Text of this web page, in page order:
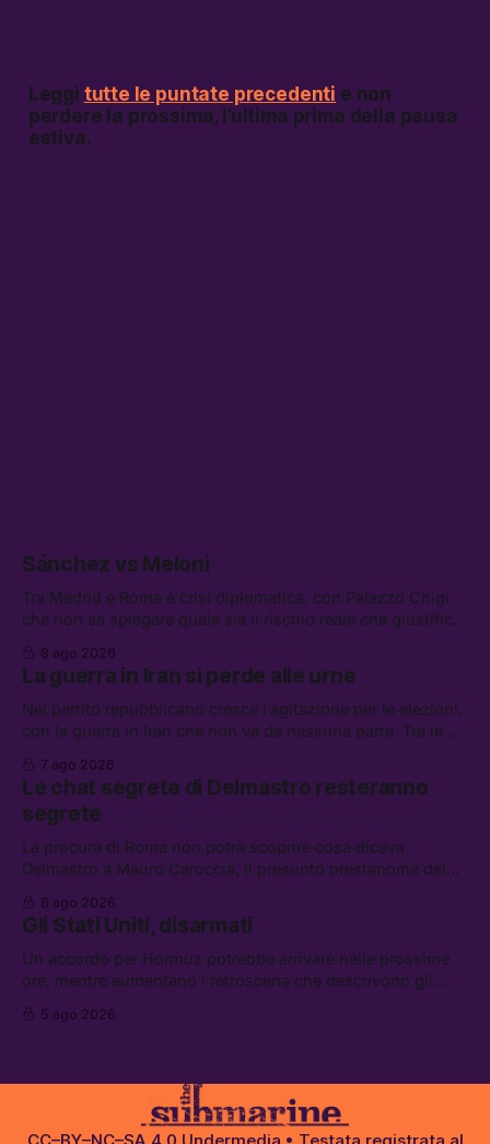
Leggi tutte le puntate precedenti e non
perdere la prossima, l’ultima prima della pausa
estiva.
Sánchez vs Meloni
Tra Madrid e Roma è crisi diplomatica, con Palazzo Chigi
che non sa spiegare quale sia il rischio reale che giustifica
di difesa tra Arabia Saudita, Pakistan e Turchia, la crisi del
carburante irregolare, e un altro caso di IA ribelle
8 ago 2026
La guerra in Iran si perde alle urne
Nel partito repubblicano cresce l’agitazione per le elezioni,
con la guerra in Iran che non va da nessuna parte. Tra le
lavoro, Schlein prova a mettere in sicurezza la coalizione, e
che cos’è lo “Spiralismo,” la religione degli agenti IA
7 ago 2026
Le chat segrete di Delmastro resteranno
segrete
La procura di Roma non potrà scoprire cosa diceva
Delmastro a Mauro Caroccia, il presunto prestanome del
attacchi in Libano, il governo chiederà 36 miliardi di
flessibilità in armi e energia, e Grokipedia è già stata
abbandonata
6 ago 2026
Gli Stati Uniti, disarmati
Un accordo per Hormuz potrebbe arrivare nelle prossime
ore, mentre aumentano i retroscena che descrivono gli
chi aspetta i dispersi di Ceuta, il boom dei carburanti
5 ago 2026